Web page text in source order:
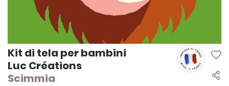
Kit di tela per bambini
Luc Créations
Scimmia
Vai
all'inizio
della
galleria